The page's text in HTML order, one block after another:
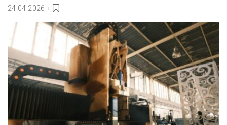
24.04.2026